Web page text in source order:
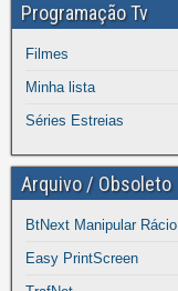
Programação Tv
Filmes
Minha lista
Séries Estreias
Arquivo / Obsoleto
BtNext Manipular Rácio
Easy PrintScreen